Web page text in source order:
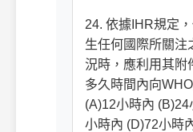
24. 依據IHR規定
生任何國際所關注
況時，應利用其附
多久時間內向
(A)12小時內
小時內 (D)72小時